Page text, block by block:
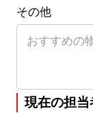
その他
現在の担当